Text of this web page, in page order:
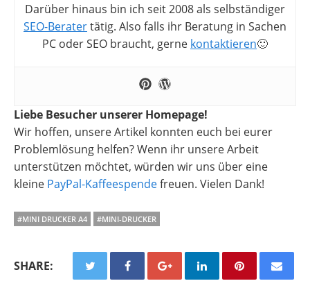
Darüber hinaus bin ich seit 2008 als selbständiger
SEO-Beratertätig. Also falls ihr Beratung in Sachen
PC oder SEO braucht, gerne kontaktieren🙂
Liebe Besucher unserer Homepage!
Wir hoffen, unsere Artikel konnten euch bei eurer
Problemlösung helfen? Wenn ihr unsere Arbeit
unterstützen möchtet, würden wir uns über eine
kleine PayPal-Kaffeespendefreuen. Vielen Dank!
#MINI DRUCKER A4 #MINI-DRUCKER
SHARE: